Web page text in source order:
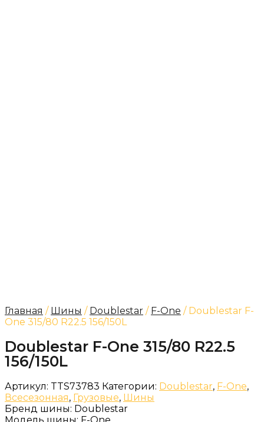
Главная / Шины / Doublestar / F-One / Doublestar F-
One 315/80 R22.5 156/150L
Doublestar F-One 315/80 R22.5
156/150L
Артикул: TTS73783 Категории: Doublestar, F-One,
Всесезонная, Грузовые, Шины
Бренд шины: Doublestar